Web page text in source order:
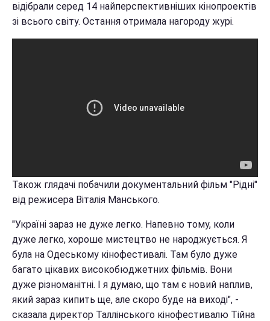
відібрали серед 14 найперспективніших кінопроектів
зі всього світу. Остання отримала нагороду журі.
Також глядачі побачили документальний фільм "Рідні"
від режисера Віталія Манського.
"Україні зараз не дуже легко. Напевно тому, коли
дуже легко, хороше мистецтво не народжується. Я
була на Одеському кінофестивалі. Там було дуже
багато цікавих високобюджетних фільмів. Вони
дуже різноманітні. І я думаю, що там є новий наплив,
який зараз кипить ще, але скоро буде на виході", -
сказала директор Таллінського кінофестивалю Тійна